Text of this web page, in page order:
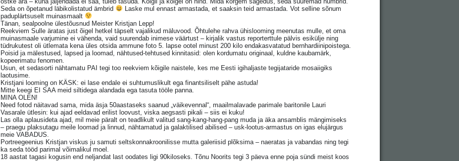
Seda on õpetanud läbikolistatud ämbrid
Laske mul ennast armastada, et saaksin teid armastada. Vot selline sõnum
paduplärtsuselt muinasmaalt
Tänan, sealpoolne ülestõusnud Meister Kristjan Lepp!
Reekviem Sulle äratas just õigel hetkel täpselt vajalikud mäluvood. Õhtulehe rahva ühislooming meenutas mulle, et oma
muinasmaale varjumine ei vähenda, vaid suurendab inimese väärtust – kirjalik vastus reporterttule pälvis esikülje ning
tüdrukutest oli ütlemata kena üles otsida ammune foto 5. lapse ootel minust 200 kilo endakasvatatud bernhardiinipoistega.
Poisid ja mälestused, lapsed ja loomad, nähtused-tehtused kinnitasid: olen kordumatu originaal, kuldne kaubamärk,
kopeerimatu fenomen.
Usun, et sedasorti nähtamatu PAI tegi too reekviem kõigile naistele, kes me Eesti igihaljaste tegijataride mosaiigiks
laotusime.
Kristjani looming on KÄSK: ei lase endale ei suhtumuslikult ega finantsiliselt pähe astuda!
Mitte keegi EI SAA meid siltidega alandada ega tasuta tööle panna.
MINA OLEN!
Need fotod näitavad sama, mida äsja 50aastaseks saanud „väikevennal“, maailmalavade parimale baritonile Lauri
Vasarale ütlesin: kui ajad eeldavad erilist loovust, viska aegsasti pikali – siis ei kuku!
Las olla aplausideta ajad, mil meie päralt on teadlikult valitud sang-kang-hang-pang muda ja äka ansamblis mängimiseks
– praegu plaksutagu meile loomad ja linnud, nähtamatud ja galaktilised abilised – usk-lootus-armastus on igas elujärgus
meie VABADUS.
Portreegeenius Kristjan viskus ju samuti seltskonnakroonilisse mutta galeriisid plõksima – naeratas ja vabandas ning tegi
ka seda tööd parimal võimalikul moel.
18 aastat tagasi kogusin end neljandat last oodates ligi 90kiloseks. Tõnu Noorits tegi 3 päeva enne poja sündi meist koos